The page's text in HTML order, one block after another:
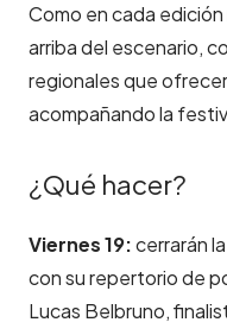
Como en cada edición
arriba del escenario,
regionales que
acompañando la
¿Qué hacer?
Viernes 19:cerrarán
con su repertorio de
Lucas Belbruno,